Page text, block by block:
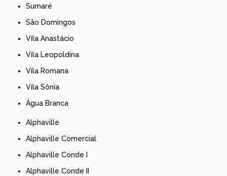
Sumaré
São Domingos
Vila Anastácio
Vila Leopoldina
Vila Romana
Vila Sônia
Água Branca
Alphaville
Alphaville Comercial
Alphaville Conde I
Alphaville Conde II